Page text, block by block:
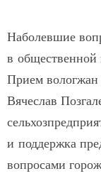
Наболевшие
в общественной
Прием вологжан
Вячеслав
и поддержка
вопросами